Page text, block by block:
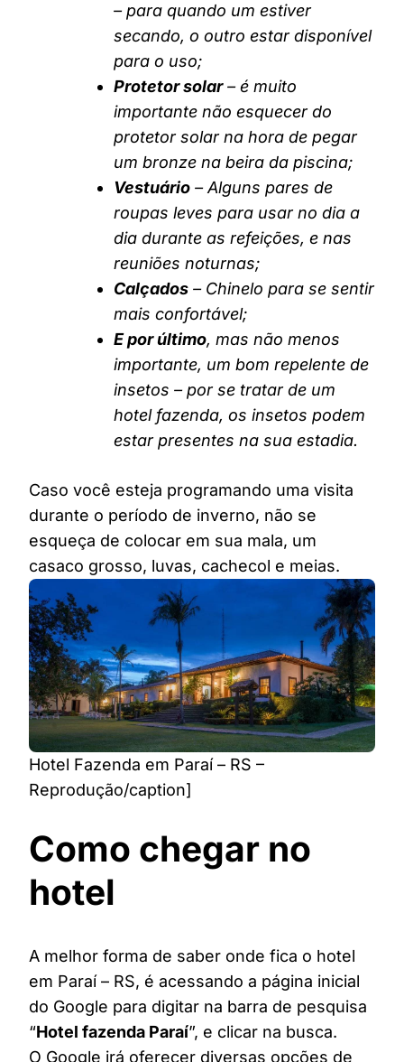
– para quando um estiver
secando, o outro estar disponível
para o uso;
Protetor solar– é muito
importante não esquecer do
protetor solar na hora de pegar
um bronze na beira da piscina;
Vestuário – Alguns pares de
roupas leves para usar no dia a
dia durante as refeições, e nas
reuniões noturnas;
Calçados – Chinelo para se sentir
mais confortável;
E por último, mas não menos
importante, um bom repelente de
insetos – por se tratar de um
hotel fazenda, os insetos podem
estar presentes na sua estadia.
Caso você esteja programando uma visita
durante o período de inverno, não se
esqueça de colocar em sua mala, um
casaco grosso, luvas, cachecol e meias.
Hotel Fazenda em Paraí – RS –
Reprodução/caption]
Como chegar no
hotel
A melhor forma de saber onde fica o hotel
em Paraí – RS, é acessando a página inicial
do Google para digitar na barra de pesquisa
“Hotel fazenda Paraí”, e clicar na busca.
O Google irá oferecer diversas opções de